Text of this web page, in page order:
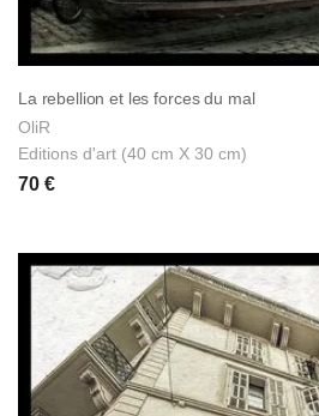
La rebellion et les forces du mal
OliR
Editions d'art (40 cm X 30 cm)
70 €